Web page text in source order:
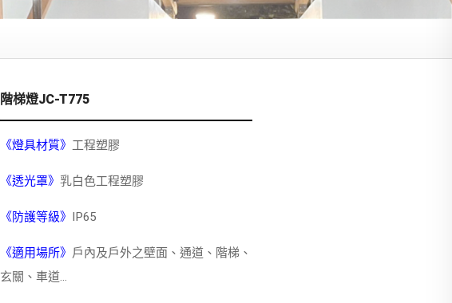
階梯燈JC-T775
《燈具材質》 工程塑膠
《透光罩》 乳白色工程塑膠
《防護等級》 IP65
《適用場所》 戶內及戶外之壁面、通道、階梯、
玄關、車道...